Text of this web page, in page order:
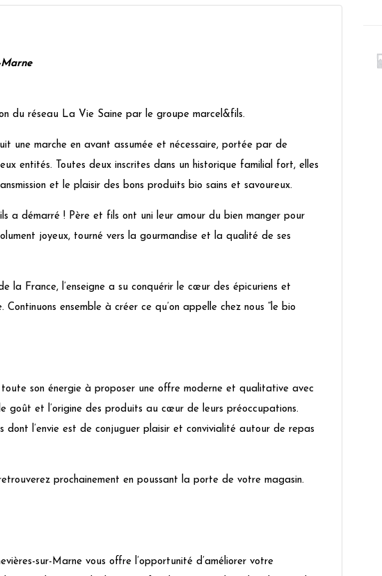
du réseau La Vie Saine par le groupe marcel&fils.
une marche en avant assumée et nécessaire, portée par de
entités. Toutes deux inscrites dans un historique familial fort, elles
et le plaisir des bons produits bio sains et savoureux.
a démarré ! Père et fils ont uni leur amour du bien manger pour
joyeux, tourné vers la gourmandise et la qualité de ses
la France, l’enseigne a su conquérir le cœur des épicuriens et
ensemble à créer ce qu’on appelle chez nous “le bio
toute son énergie à proposer une offre moderne et qualitative avec
goût et l’origine des produits au cœur de leurs préoccupations.
dont l’envie est de conjuguer plaisir et convivialité autour de repas
prochainement en poussant la porte de votre magasin.
sur-Marne vous offre l’opportunité d’améliorer votre